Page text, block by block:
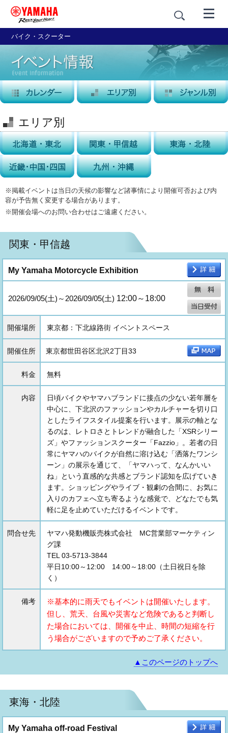
バイク・スクーター
エリア別
※掲載イベントは当日の天候の影響など諸事情により開催可否および内
容が予告無く変更する場合があります。
※開催会場へのお問い合わせはご遠慮ください。
関東・甲信越
My Yamaha Motorcycle Exhibition
2026/09/05(土)～2026/09/05(土) 12:00～18:00
開催場所 東京都：下北線路街 イベントスペース
開催住所 東京都世田谷区北沢2丁目33
料金 無料
内容
日頃バイクやヤマハブランドに接点の少ない若年層を
中心に、下北沢のファッションやカルチャーを切り口
としたライフスタイル提案を行います。展示の軸とな
るのは、レトロさとトレンドが融合した「XSRシリー
ズ」やファッションスクーター「Fazzio」。若者の日
常にヤマハのバイクが自然に溶け込む「洒落たワンシ
ーン」の展示を通じて、「ヤマハって、なんかいい
ね」という直感的な共感とブランド認知を広げていき
ます。ショッピングやライブ・観劇の合間に、お気に
入りのカフェへ立ち寄るような感覚で、どなたでも気
軽に足を止めていただけるイベントです。
問合せ先
ヤマハ発動機販売株式会社 MC営業部マーケティン
グ課
TEL 03-5713-3844
平日10:00～12:00 14:00～18:00（土日祝日を除
く）
備考
※基本的に雨天でもイベントは開催いたします。
但し、荒天、台風や災害など危険であると判断し
た場合においては、開催を中止、時間の短縮を行
う場合がございますので予めご了承ください。
▲このページのトップへ
東海・北陸
My Yamaha off-road Festival